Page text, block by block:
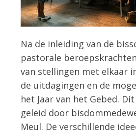
Na de inleiding van de
pastorale
van stellingen met elkaar
de uitdagingen en de
het Jaar van het Gebed.
geleid door
Meul. De verschillende